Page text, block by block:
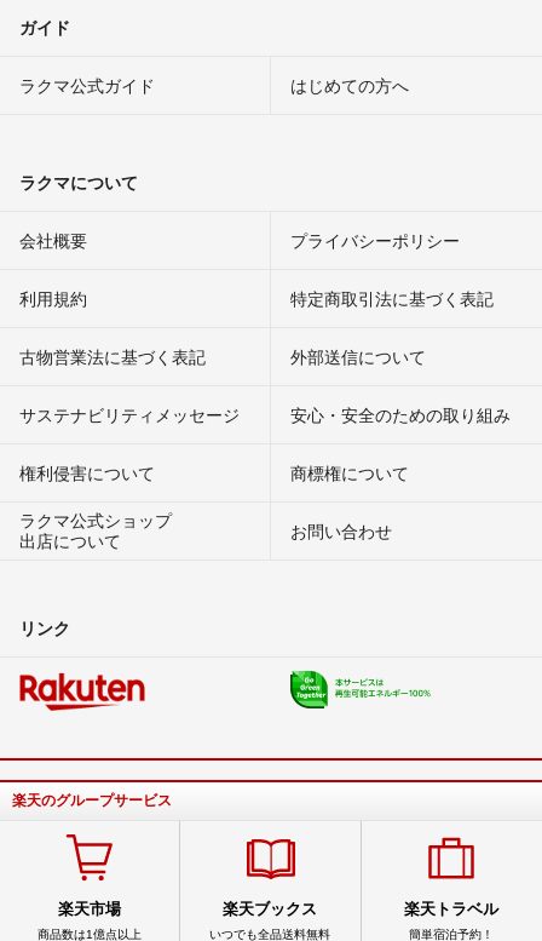
ガイド
ラクマ公式ガイド はじめての方へ
ラクマについて
会社概要 プライバシーポリシー
利用規約 特定商取引法に基づく表記
古物営業法に基づく表記 外部送信について
サステナビリティメッセージ 安心・安全のための取り組み
権利侵害について
商標権について
ラクマ公式ショップ
出店について
お問い合わせ
リンク
楽天のグループサービス
楽天市場
商品数は1億点以上
楽天ブックス
いつでも全品送料無料
楽天トラベル
簡単宿泊予約！